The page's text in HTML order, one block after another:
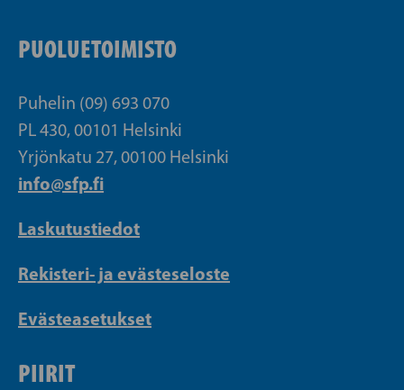
PUOLUETOIMISTO
Puhelin (09) 693 070
PL 430, 00101 Helsinki
Yrjönkatu 27, 00100 Helsinki
info@sfp.fi
Laskutustiedot
Rekisteri- ja evästeseloste
Evästeasetukset
PIIRIT